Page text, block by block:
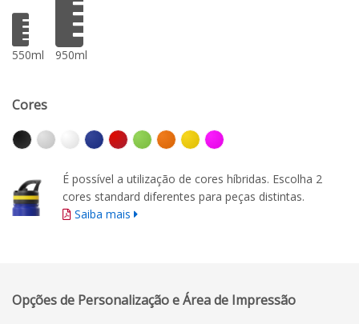
550ml 950ml
Cores
É possível a utilização de cores híbridas. Escolha 2
cores standard diferentes para peças distintas.
Saiba mais
Opções de Personalização e Área de Impressão